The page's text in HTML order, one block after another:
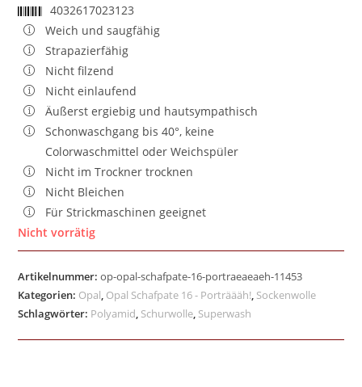
4032617023123
Weich und saugfähig
Strapazierfähig
Nicht filzend
Nicht einlaufend
Äußerst ergiebig und hautsympathisch
Schonwaschgang bis 40°, keine
Colorwaschmittel oder Weichspüler
Nicht im Trockner trocknen
Nicht Bleichen
Für Strickmaschinen geeignet
Nicht vorrätig
Artikelnummer:op-opal-schafpate-16-portraeaeaeh-11453
Kategorien: Opal, Opal Schafpate 16 - Porträääh!, Sockenwolle
Schlagwörter: Polyamid, Schurwolle, Superwash